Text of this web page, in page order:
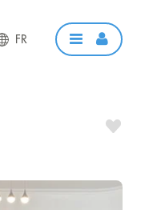
FR